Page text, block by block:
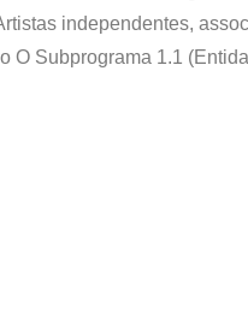
independentes,
O Subprograma 1.1